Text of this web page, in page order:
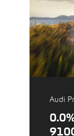
Audi